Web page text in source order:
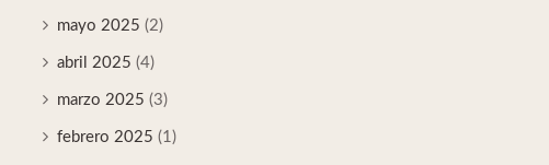
mayo 2025 (2)
abril 2025 (4)
marzo 2025 (3)
febrero 2025 (1)